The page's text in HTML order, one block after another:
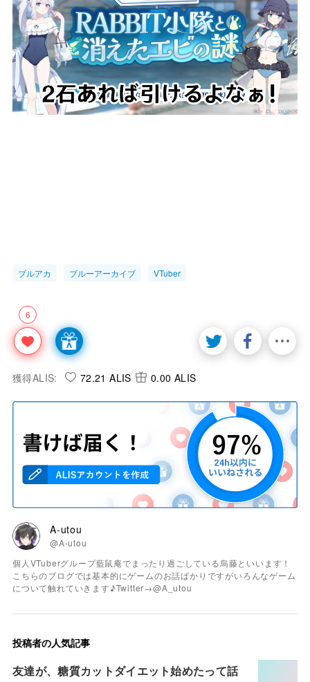
ブルアカ ブルーアーカイブ VTuber
6
獲得ALIS: 72.21 ALIS 0.00 ALIS
A-utou
@A-utou
個人VTuberグループ藍鼠庵でまったり過ごしている烏藤といいます！
こちらのブログでは基本的にゲームのお話ばかりですがいろんなゲーム
について触れていきます♪Twitter→@A_utou
投稿者の人気記事
友達が、糖質カットダイエット始めたって話